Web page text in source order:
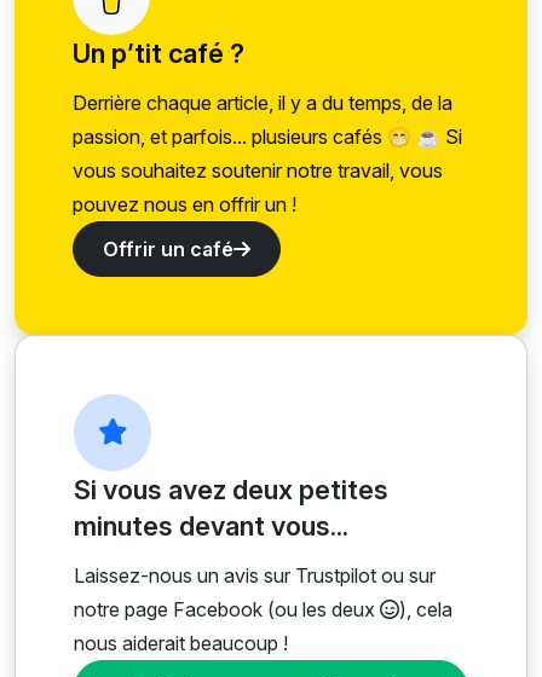
Un p’tit café ?
Derrière chaque article, il y a du temps, de la
passion, et parfois... plusieurs cafés 😁 ☕ Si
vous souhaitez soutenir notre travail, vous
pouvez nous en offrir un !
Offrir un café
Si vous avez deux petites
minutes devant vous...
Laissez-nous un avis sur Trustpilot ou sur
notre page Facebook (ou les deux
), cela
nous aiderait beaucoup !